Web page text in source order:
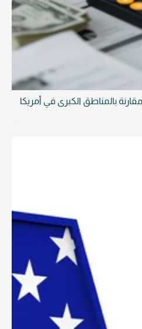
بالمناطق الكبرى في أمريكا